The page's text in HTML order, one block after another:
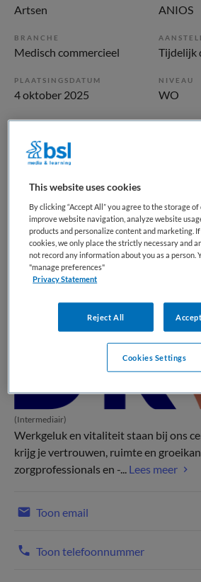
Artsen ANIOS
BRANCHE
Medisch commercieel Tijdelijk
PLAATSINGSDATUM
4 oktober 2025
NIVEAU
WO
ERVARING
Niet nader bepaald
Vacature niet beschikbaar
Deze vacature ANIOS
niet meer actueel. Hieronder staan
vacatures die voor u wellicht
(Intermediair)
Werkgeluk en vitaliteit staan bij ons
krijg je vertrouwen, ruimte en
zorgprofessionals en -... Lees meer
Toon email
Toon telefoonnummer
This website uses cookies
By clicking “Accept All” you agree to the storage
improve website navigation, analyze website
products and personalize content and marketing.
cookies, we only place the strictly necessary and
not record any information about you as a person.
"manage preferences"
Privacy Statement
Reject All
Cookies Settings